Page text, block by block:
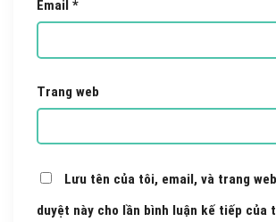
Email *
Trang web
Lưu tên của tôi, email, và trang
duyệt này cho lần bình luận kế tiếp của